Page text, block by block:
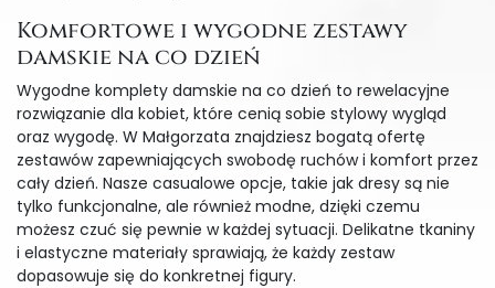
Komfortowe i wygodne zestawy
damskie na co dzień
Wygodne komplety damskie na co dzień to rewelacyjne
rozwiązanie dla kobiet, które cenią sobie stylowy wygląd
oraz wygodę. W Małgorzata znajdziesz bogatą ofertę
zestawów zapewniających swobodę ruchów i komfort przez
cały dzień. Nasze casualowe opcje, takie jak dresy są nie
tylko funkcjonalne, ale również modne, dzięki czemu
możesz czuć się pewnie w każdej sytuacji. Delikatne tkaniny
i elastyczne materiały sprawiają, że każdy zestaw
dopasowuje się do konkretnej figury.